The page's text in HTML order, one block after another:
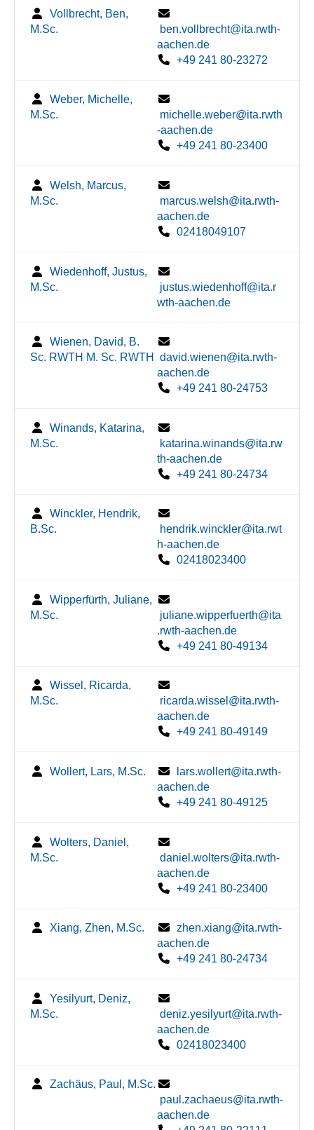
Vollbrecht, Ben,
M.Sc.
ben.vollbrecht@ita.rwth-
aachen.de
+49 241 80-23272
Weber, Michelle,
M.Sc.
michelle.weber@ita.rwth
-aachen.de
+49 241 80-23400
Welsh, Marcus,
M.Sc.
marcus.welsh@ita.rwth-
aachen.de
02418049107
Wiedenhoff, Justus,
M.Sc.
justus.wiedenhoff@ita.r
wth-aachen.de
Wienen, David, B.
Sc. RWTH M. Sc. RWTH
david.wienen@ita.rwth-
aachen.de
+49 241 80-24753
Winands, Katarina,
M.Sc.
katarina.winands@ita.rw
th-aachen.de
+49 241 80-24734
Winckler, Hendrik,
B.Sc.
hendrik.winckler@ita.rwt
h-aachen.de
02418023400
Wipperfürth, Juliane,
M.Sc.
juliane.wipperfuerth@ita
.rwth-aachen.de
+49 241 80-49134
Wissel, Ricarda,
M.Sc.
ricarda.wissel@ita.rwth-
aachen.de
+49 241 80-49149
Wollert, Lars, M.Sc.
lars.wollert@ita.rwth-
aachen.de
+49 241 80-49125
Wolters, Daniel,
M.Sc.
daniel.wolters@ita.rwth-
aachen.de
+49 241 80-23400
Xiang, Zhen, M.Sc.
zhen.xiang@ita.rwth-
aachen.de
+49 241 80-24734
Yesilyurt, Deniz,
M.Sc.
deniz.yesilyurt@ita.rwth-
aachen.de
02418023400
Zachäus, Paul, M.Sc.
paul.zachaeus@ita.rwth-
aachen.de